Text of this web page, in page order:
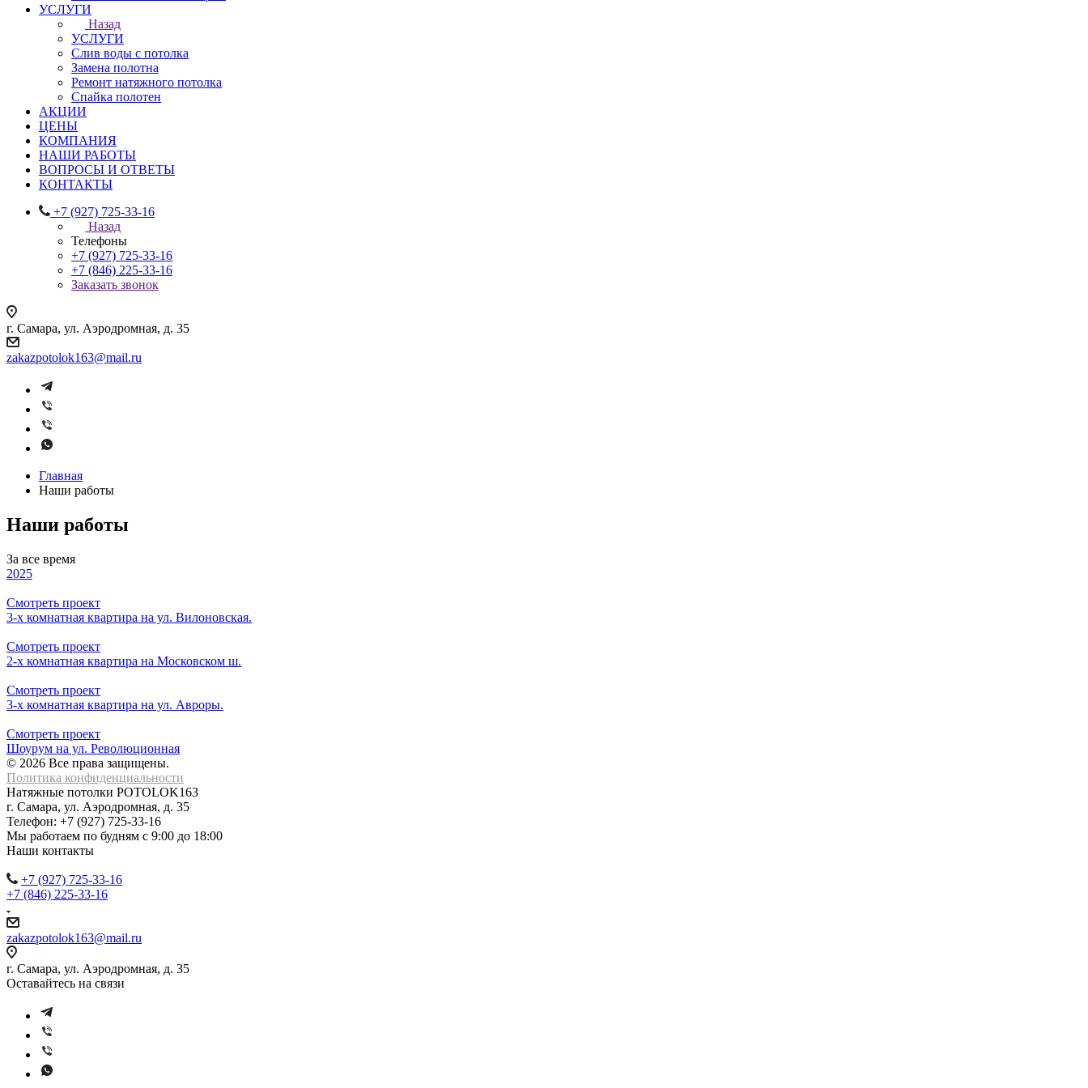
УСЛУГИ
Назад
УСЛУГИ
Слив воды с потолка
Замена полотна
Ремонт натяжного потолка
Спайка полотен
АКЦИИ
ЦЕНЫ
КОМПАНИЯ
НАШИ РАБОТЫ
ВОПРОСЫ И ОТВЕТЫ
КОНТАКТЫ
+7 (927) 725-33-16
Назад
Телефоны
+7 (927) 725-33-16
+7 (846) 225-33-16
Заказать звонок
г. Самара, ул. Аэродромная, д. 35
zakazpotolok163@mail.ru
Главная
Наши работы
Наши работы
За все время
2025
Смотреть проект
3-х комнатная квартира на ул. Вилоновская.
Смотреть проект
2-х комнатная квартира на Московском ш.
Смотреть проект
3-х комнатная квартира на ул. Авроры.
Смотреть проект
Шоурум на ул. Революционная
© 2026 Все права защищены.
Политика конфиденциальности
Натяжные потолки POTOLOK163
г. Самара, ул. Аэродромная, д. 35
Телефон: +7 (927) 725-33-16
Мы работаем по будням с 9:00 до 18:00
Наши контакты
+7 (927) 725-33-16
+7 (846) 225-33-16
zakazpotolok163@mail.ru
г. Самара, ул. Аэродромная, д. 35
Оставайтесь на связи